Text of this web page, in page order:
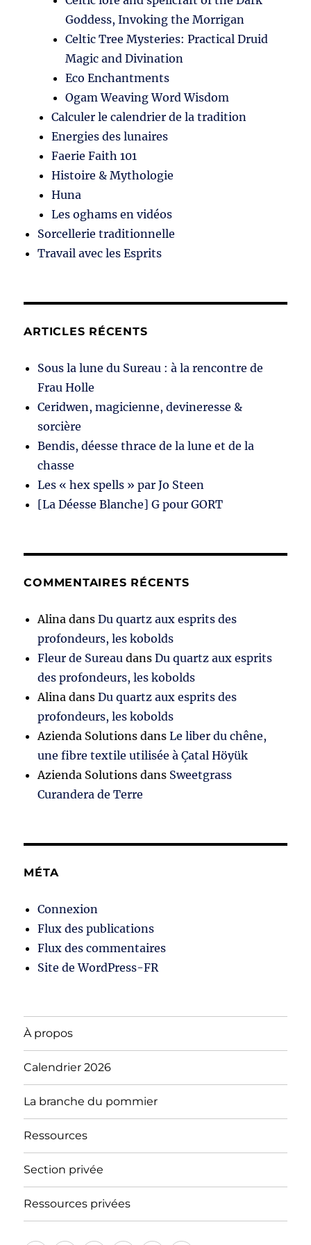
Goddess, Invoking the Morrigan
Celtic Tree Mysteries: Practical Druid
Magic and Divination
Eco Enchantments
Ogam Weaving Word Wisdom
Calculer le calendrier de la tradition
Energies des lunaires
Faerie Faith 101
Histoire & Mythologie
Huna
Les oghams en vidéos
Sorcellerie traditionnelle
Travail avec les Esprits
ARTICLES RÉCENTS
Sous la lune du Sureau : à la rencontre de
Frau Holle
Ceridwen, magicienne, devineresse &
sorcière
Bendis, déesse thrace de la lune et de la
chasse
Les « hex spells » par Jo Steen
[La Déesse Blanche] G pour GORT
COMMENTAIRES RÉCENTS
Alina dansDu quartz aux esprits des
profondeurs, les kobolds
Fleur de Sureau dansDu quartz aux esprits
des profondeurs, les kobolds
Alina dansDu quartz aux esprits des
profondeurs, les kobolds
Azienda Solutions dansLe liber du chêne,
une fibre textile utilisée à Çatal Höyük
Azienda Solutions dans Sweetgrass
Curandera de Terre
MÉTA
Connexion
Flux des publications
Flux des commentaires
Site de WordPress-FR
À propos
Calendrier 2026
La branche du pommier
Ressources
Section privée
Ressources privées